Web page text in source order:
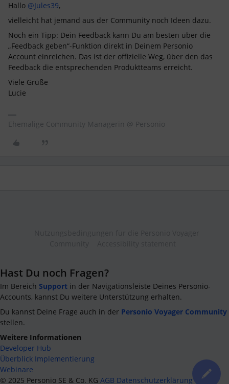
Hallo ​ @Jules39,
vielleicht hat jemand aus der Community noch Ideen dazu.
Noch ein Tipp: Dein Feedback kann Du am besten über die
„Feedback geben“-Funktion direkt in Deinem Personio
Account einreichen. Das ist der offizielle Weg, über den das
Feedback die entsprechenden Produktteams erreicht.
Viele Grüße
Lucie
Ehemalige Community Managerin @ Personio
Hast Du noch Fragen?
Im Bereich Support in der Navigationsleiste Deines Personio-
Accounts, kannst Du weitere Unterstützung erhalten.
Du kannst Deine Frage auch in der Personio Voyager Community
stellen.
Weitere Informationen
Developer Hub
Überblick Implementierung
Webinare
© 2025 Personio SE & Co. KG AGB Datenschutzerklärung